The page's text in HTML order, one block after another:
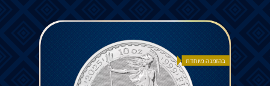
בהזמנה מיוחדת